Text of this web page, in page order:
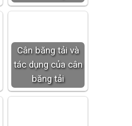
Cân băng tải và
tác dụng của cân
băng tải